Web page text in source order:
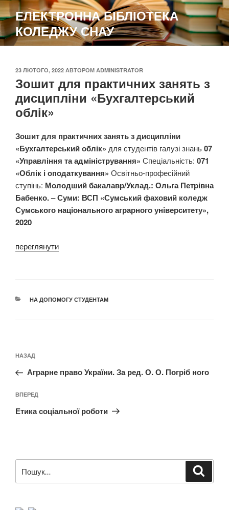
Перейти
до
вмісту
ЕЛЕКТРОННА БІБЛІОТЕКА
КОЛЕДЖУ СНАУ
ОПУБЛІКОВАНО
23 ЛЮТОГО, 2022 АВТОРОМ ADMINISTRATOR
Зошит для практичних занять з
дисципліни «Бухгалтерський
облік»
Зошит для практичних занятьз дисципліни
«Бухгалтерський облік» для студентів галузі знань07
«Управління та адміністрування» Спеціальність: 071
«Облік і оподаткування» Освітньо-професійний
ступінь: Молодший бакалавр/Уклад.: Ольга Петрівна
Бабенко. – Суми: ВСП «Сумський фаховий коледж
Сумського національного аграрного університету»,
2020
переглянути
КАТЕГОРІЇ
НА ДОПОМОГУ СТУДЕНТАМ
записів
Попередній
запис:
НАЗАД
Аграрне право України. За ред. О. О. Погріб ного
Наступний
запис
ВПЕРЕД
Етика соціальної роботи
за